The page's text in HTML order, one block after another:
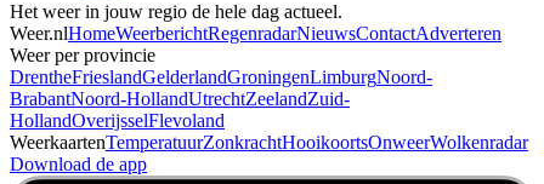
Het weer in jouw regio de hele dag actueel.
Weer.nlHomeWeerberichtRegenradarNieuwsContactAdverteren
Weer per provincie
DrentheFrieslandGelderlandGroningenLimburgNoord-
BrabantNoord-HollandUtrechtZeelandZuid-
HollandOverijsselFlevoland
WeerkaartenTemperatuurZonkrachtHooikoortsOnweerWolkenradar
Download de app